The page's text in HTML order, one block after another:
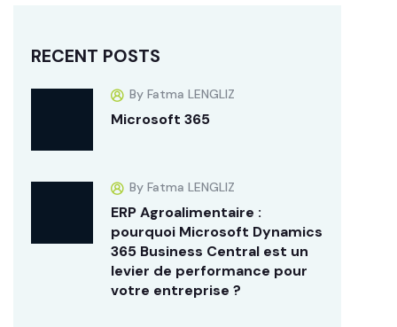
RECENT POSTS
By Fatma LENGLIZ
Microsoft 365
By Fatma LENGLIZ
ERP Agroalimentaire :
pourquoi Microsoft Dynamics
365 Business Central est un
levier de performance pour
votre entreprise ?